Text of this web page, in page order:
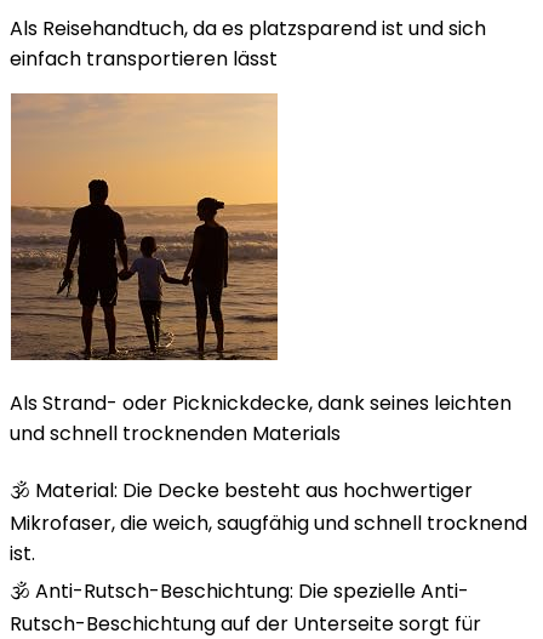
Als Reisehandtuch, da es platzsparend ist und sich
einfach transportieren lässt
Als Strand- oder Picknickdecke, dank seines leichten
und schnell trocknenden Materials
🕉️ Material: Die Decke besteht aus hochwertiger
Mikrofaser, die weich, saugfähig und schnell trocknend
ist.
🕉️ Anti-Rutsch-Beschichtung: Die spezielle Anti-
Rutsch-Beschichtung auf der Unterseite sorgt für